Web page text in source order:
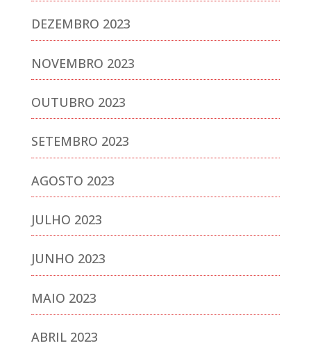
DEZEMBRO 2023
NOVEMBRO 2023
OUTUBRO 2023
SETEMBRO 2023
AGOSTO 2023
JULHO 2023
JUNHO 2023
MAIO 2023
ABRIL 2023